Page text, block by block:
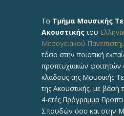
Το Τμήμα Μουσικής
Ακουστικήςτου
Μεσογειακού
τόσο στην ποιοτική
προπτυχιακών φοιτητών
κλάδους της Μουσικής
της Ακουστικής, με
4-ετές Πρόγραμμα
Σπουδών όσο και στην